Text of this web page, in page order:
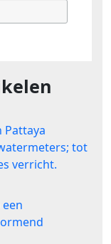
Pattaya
tot
verricht.